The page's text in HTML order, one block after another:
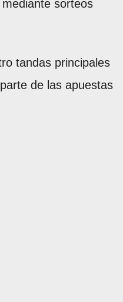
sorteos
tandas principales
de las apuestas